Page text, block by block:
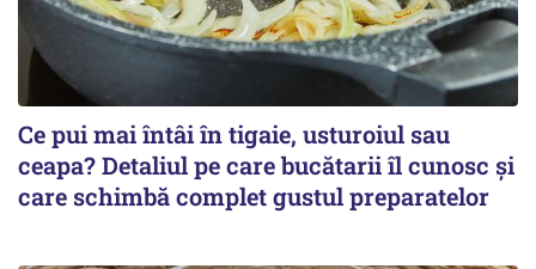
Ce pui mai întâi în tigaie, usturoiul sau
ceapa? Detaliul pe care bucătarii îl cunosc și
care schimbă complet gustul preparatelor